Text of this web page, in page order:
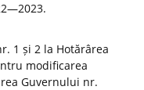
1 și 2 la Hotărârea
modificarea
Guvernului nr.